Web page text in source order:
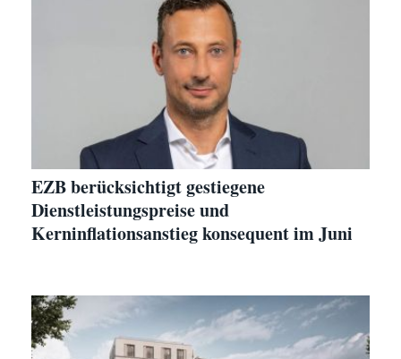
EZB berücksichtigt gestiegene
Dienstleistungspreise und
Kerninflationsanstieg konsequent im Juni